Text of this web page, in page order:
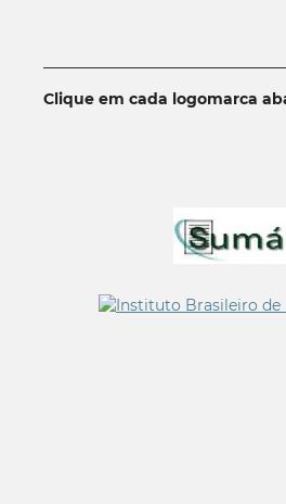
Clique em cada logomarca